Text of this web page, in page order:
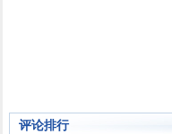
评论排行